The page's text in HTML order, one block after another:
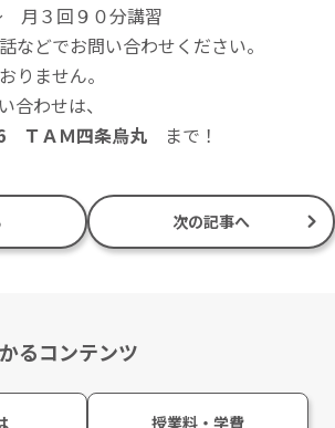
月３回９０分講習
などでお問い合わせください。
りません。
合わせは、
ＴＡＭ四条烏丸 まで！
次の記事へ
るコンテンツ
授業料・学費